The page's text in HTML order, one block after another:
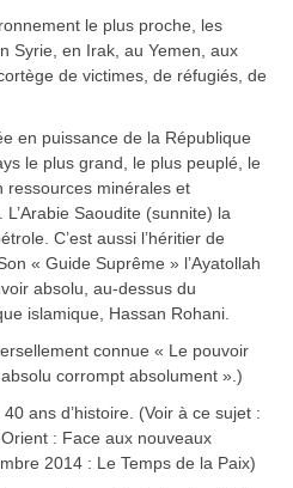
le plus proche, les
Syrie, en Irak, au Yemen, aux
de victimes, de réfugiés, de
en puissance de la République
le plus grand, le plus peuplé, le
ressources minérales et
Saoudite (sunnite) la
C’est aussi l’héritier de
« Guide Suprême » l’Ayatollah
absolu, au-dessus du
islamique, Hassan Rohani.
connue « Le pouvoir
corrompt absolument ».)
ans d’histoire. (Voir à ce sujet :
: Face aux nouveaux
2014 : Le Temps de la Paix)